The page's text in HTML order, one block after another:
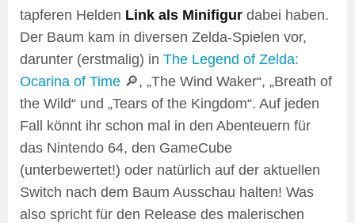
tapferen Helden Link als Minifigur dabei haben.
Der Baum kam in diversen Zelda-Spielen vor,
darunter (erstmalig) in The Legend of Zelda:
Ocarina of Time 🔎, „The Wind Waker“, „Breath of
the Wild“ und „Tears of the Kingdom“. Auf jeden
Fall könnt ihr schon mal in den Abenteuern für
das Nintendo 64, den GameCube
(unterbewertet!) oder natürlich auf der aktuellen
Switch nach dem Baum Ausschau halten! Was
also spricht für den Release des malerischen